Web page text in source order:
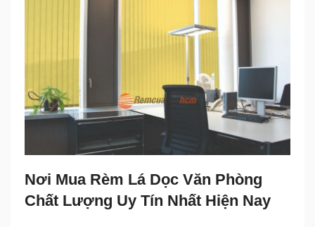
Nơi Mua Rèm Lá Dọc Văn Phòng
Chất Lượng Uy Tín Nhất Hiện Nay